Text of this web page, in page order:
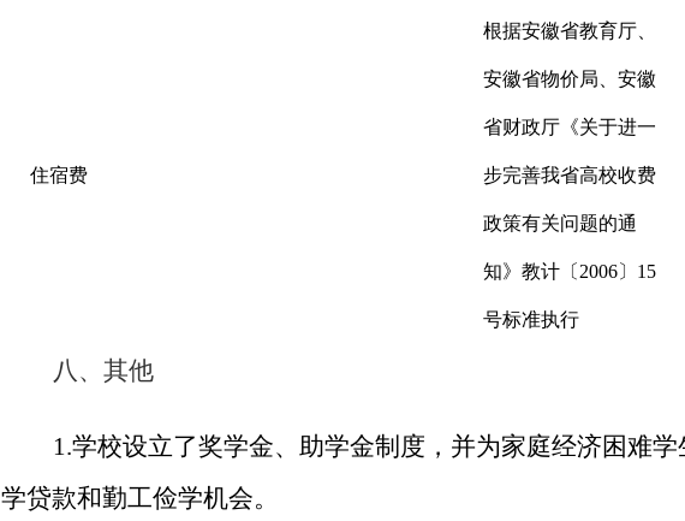
住宿费
根据安徽省教育厅、
安徽省物价局、安徽
省财政厅《关于进一
步完善我省高校收费
政策有关问题的通
知》教计〔 2006〕15
号标准执行
八、其他
1.学校设立了奖学金、助学金制度，并为家庭经济困难
学贷款和勤工俭学机会。